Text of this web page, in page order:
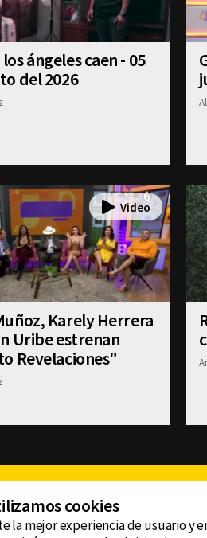
ángeles caen - 05
del 2026
Karely Herrera
Uribe estrenan
Revelaciones"
cookies
la mejor experiencia de usuario y